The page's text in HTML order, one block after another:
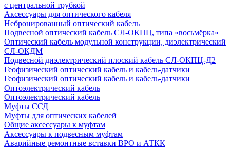
с центральной трубкой
Аксессуары для оптического кабеля
Небронированный оптический кабель
Подвесной оптический кабель СЛ-ОКПЦ, типа «восьмёрка»
Оптический кабель модульной конструкции, диэлектрический
СЛ-ОКДМ
Подвесной диэлектрический плоский кабель СЛ-ОКПЦ-Д2
Геофизический оптический кабель и кабель-датчики
Геофизический оптический кабель и кабель-датчики
Оптоэлектрический кабель
Оптоэлектрический кабель
Муфты ССД
Муфты для оптических кабелей
Общие аксессуары к муфтам
Аксессуары к подвесным муфтам
Аварийные ремонтные вставки ВРО и АТКК